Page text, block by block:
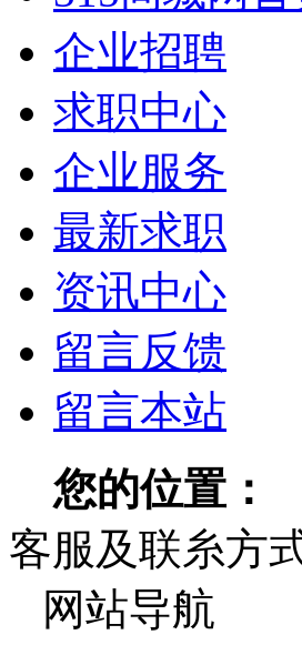
企业招聘
求职中心
企业服务
最新求职
资讯中心
留言反馈
留言本站
您的位置：
客服及联糸方
网站导航